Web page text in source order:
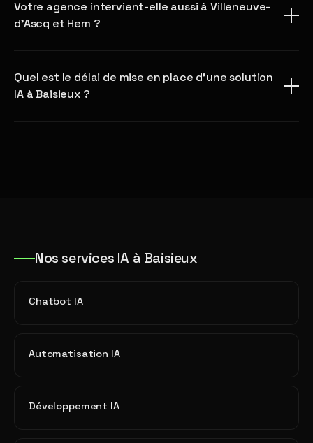
Votre agence intervient-elle aussi à Villeneuve-
d'Ascq et Hem ?
Quel est le délai de mise en place d'une solution
IA à Baisieux ?
Nos services IA à Baisieux
Chatbot IA
Automatisation IA
Développement IA